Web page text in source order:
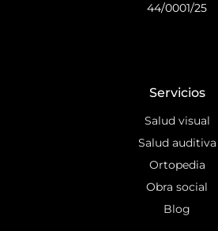
44/0001/25
Servicios
Salud visual
Salud auditiva
Ortopedia
Obra social
Blog